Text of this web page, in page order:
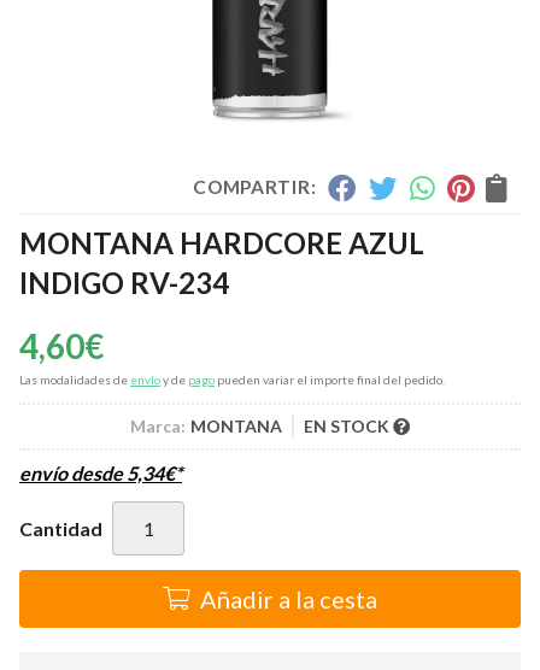
COMPARTIR:
MONTANA HARDCORE AZUL
INDIGO RV-234
4,60€
Las modalidades de envíoy de pago pueden variar el importe final del pedido.
Marca: MONTANA EN STOCK
envío desde5,34€*
Cantidad
Añadir a la cesta